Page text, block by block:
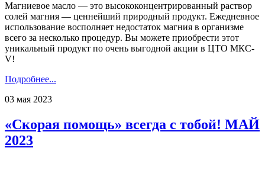
Магниевое масло — это высококонцентрированный раствор
солей магния — ценнейший природный продукт. Ежедневное
использование восполняет недостаток магния в организме
всего за несколько процедур. Вы можете приобрести этот
уникальный продукт по очень выгодной акции в ЦТО МКС-
V!
Подробнее...
03 мая 2023
«Скорая помощь» всегда с тобой! МАЙ
2023